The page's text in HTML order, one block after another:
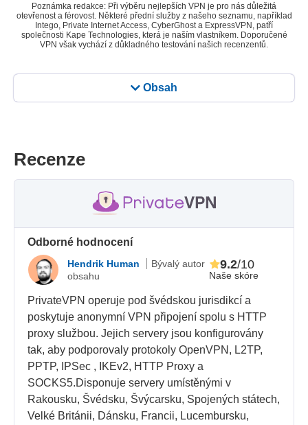
Obsah
Poznámka redakce: Při výběru nejlepších VPN je pro nás důležitá
otevřenost a férovost. Některé přední služby z našeho seznamu, například
Intego, Private Internet Access, CyberGhost a ExpressVPN, patří
společnosti Kape Technologies, která je naším vlastníkem. Doporučené
VPN však vychází z důkladného testování našich recenzentů.
Recenze
Odborné hodnocení
Hendrik Human
Bývalý autor
obsahu
Naše skóre
9.2/10
PrivateVPN operuje pod švédskou jurisdikcí a
poskytuje anonymní VPN připojení spolu s HTTP
proxy službou. Jejich servery jsou konfigurovány
tak, aby podporovaly protokoly OpenVPN, L2TP,
PPTP, IPSec , IKEv2, HTTP Proxy a
SOCKS5.Disponuje servery umístěnými v
Rakousku, Švédsku, Švýcarsku, Spojených státech,
Velké Británii, Dánsku, Francii, Lucembursku,